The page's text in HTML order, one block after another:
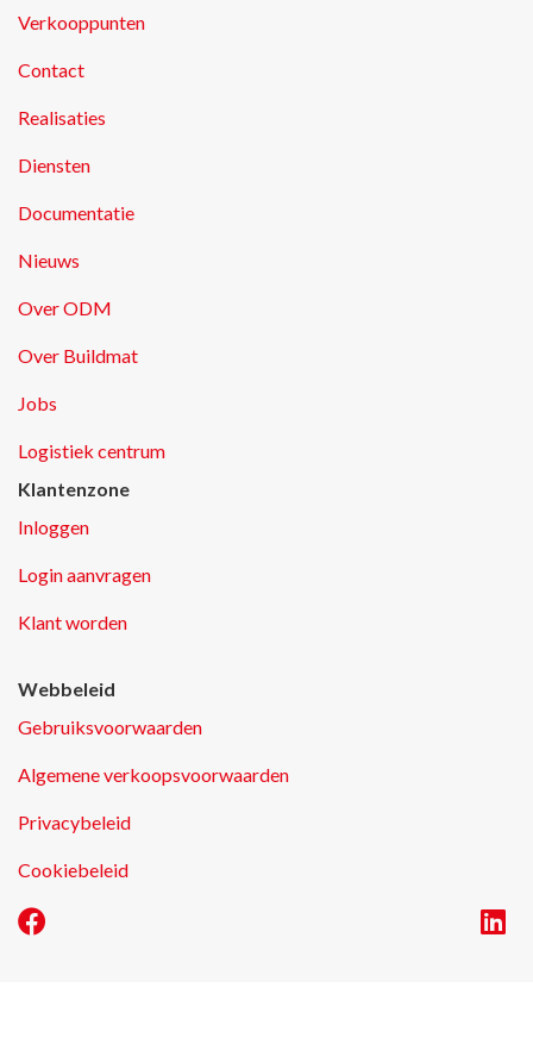
Verkooppunten
Contact
Realisaties
Diensten
Documentatie
Nieuws
Over ODM
Over Buildmat
Jobs
Logistiek centrum
Klantenzone
Inloggen
Login aanvragen
Klant worden
Webbeleid
Gebruiksvoorwaarden
Algemene verkoopsvoorwaarden
Privacybeleid
Cookiebeleid